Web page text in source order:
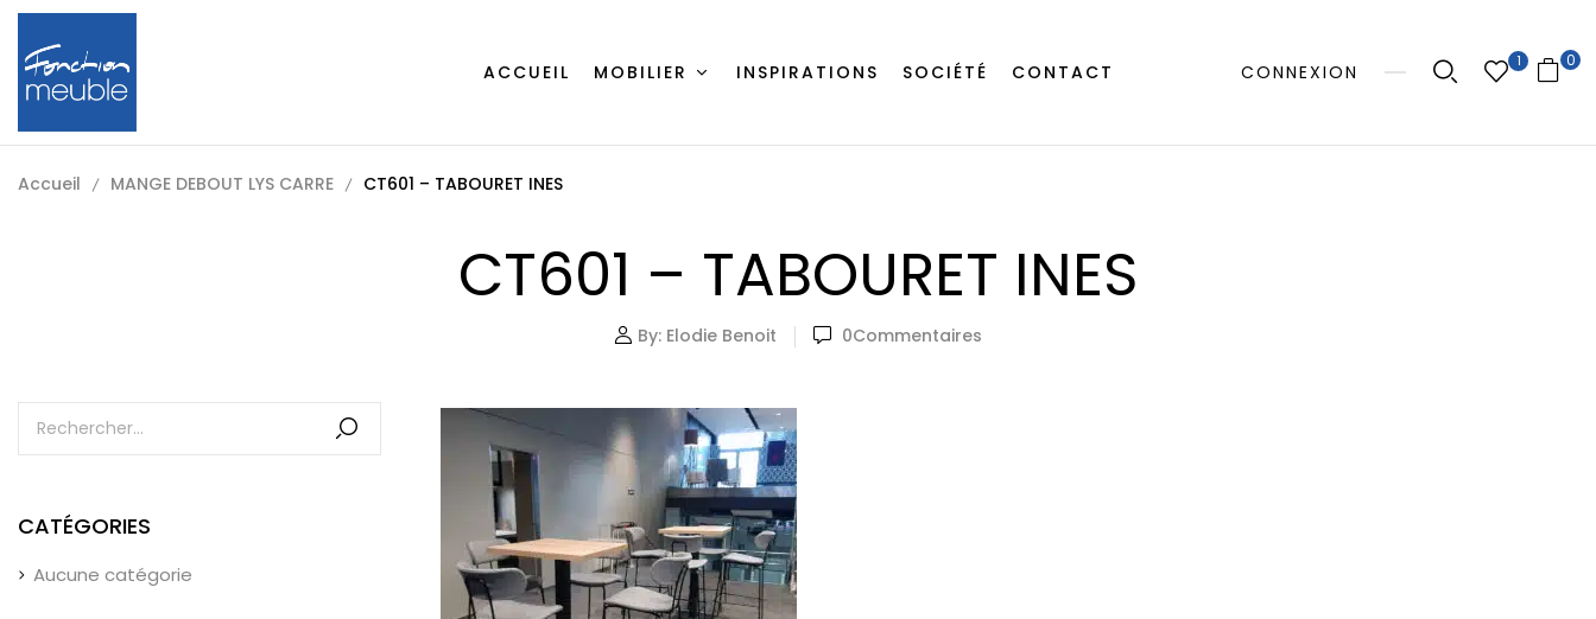
ACCUEIL MOBILIER INSPIRATIONS SOCIÉTÉ CONTACT CONNEXION
1 0
Accueil MANGE DEBOUT LYS CARRE CT601 – TABOURET INES
CT601 – TABOURET INES
By: Elodie Benoit 0Commentaires
CATÉGORIES
Aucune catégorie